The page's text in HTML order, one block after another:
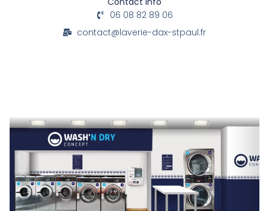
06 08 82 89 06
contact@laverie-dax-stpaul.fr